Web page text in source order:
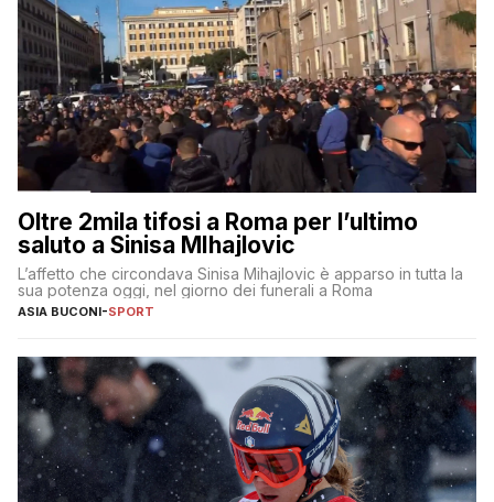
Oltre 2mila tifosi a Roma per l’ultimo
saluto a Sinisa MIhajlovic
L’affetto che circondava Sinisa Mihajlovic è apparso in tutta la
sua potenza oggi, nel giorno dei funerali a Roma
ASIA BUCONI-SPORT